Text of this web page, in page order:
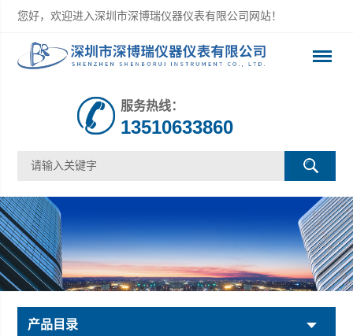
您好，欢迎进入深圳市深博瑞仪器仪表有限公司网站！
服务热线：
13510633860
产品目录